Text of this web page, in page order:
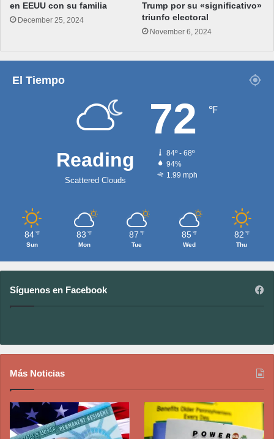
en EEUU con su familia
December 25, 2024
Trump por su «significativo»
triunfo electoral
November 6, 2024
El Tiempo
Reading
Scattered Clouds
72 ℉
84º - 68º
94%
1.99 mph
84 ℉
Sun
83 ℉
Mon
87 ℉
Tue
85 ℉
Wed
82 ℉
Thu
Síguenos en Facebook
Más Noticias